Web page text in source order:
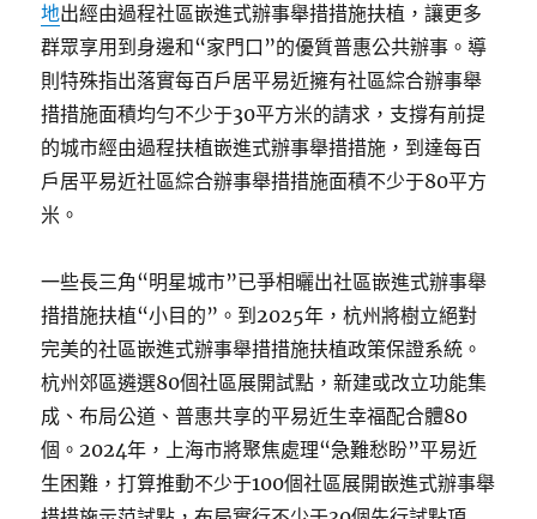
地出經由過程社區嵌進式辦事舉措措施扶植，讓更多
群眾享用到身邊和“家門口”的優質普惠公共辦事。導
則特殊指出落實每百戶居平易近擁有社區綜合辦事舉
措措施面積均勻不少于30平方米的請求，支撐有前提
的城市經由過程扶植嵌進式辦事舉措措施，到達每百
戶居平易近社區綜合辦事舉措措施面積不少于80平方
米。
一些長三角“明星城市”已爭相曬出社區嵌進式辦事舉
措措施扶植“小目的”。到2025年，杭州將樹立絕對
完美的社區嵌進式辦事舉措措施扶植政策保證系統。
杭州郊區遴選80個社區展開試點，新建或改立功能集
成、布局公道、普惠共享的平易近生幸福配合體80
個。2024年，上海市將聚焦處理“急難愁盼”平易近
生困難，打算推動不少于100個社區展開嵌進式辦事舉